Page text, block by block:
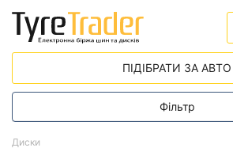
Диски
ПІДІБРАТИ ЗА АВТО
Фільтр